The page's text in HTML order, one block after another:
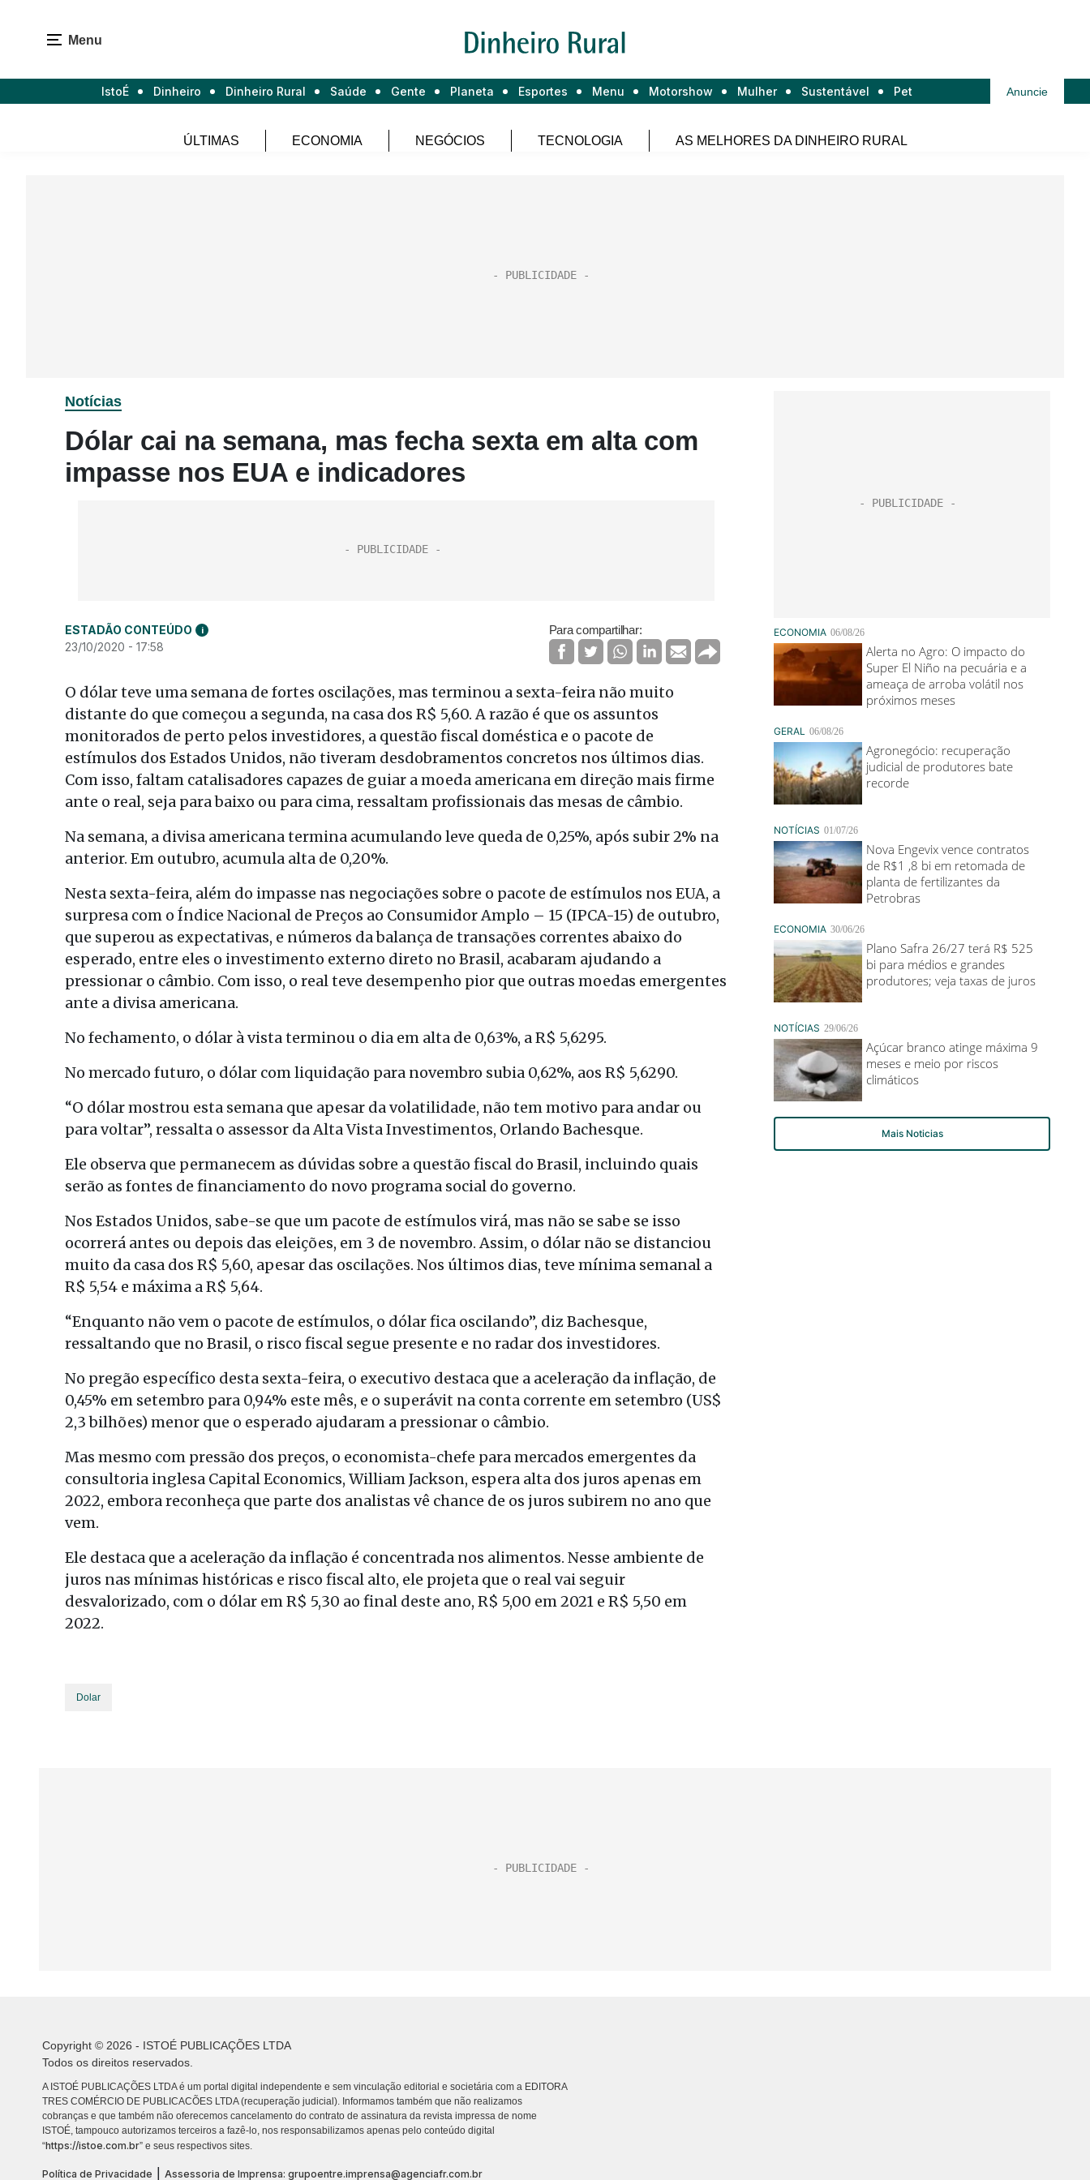
Menu
IstoÉ Dinheiro Dinheiro Rural Saúde Gente Planeta Esportes Menu Motorshow Mulher Sustentável Pet Anuncie
ÚLTIMAS ECONOMIA NEGÓCIOS TECNOLOGIA AS MELHORES DA DINHEIRO RURAL
Notícias
Dólar cai na semana, mas fecha sexta em alta com
impasse nos EUA e indicadores
ESTADÃO CONTEÚDO i
23/10/2020 - 17:58
Para compartilhar:
O dólar teve uma semana de fortes oscilações, mas terminou a sexta-feira não muito
distante do que começou a segunda, na casa dos R$ 5,60. A razão é que os assuntos
monitorados de perto pelos investidores, a questão fiscal doméstica e o pacote de
estímulos dos Estados Unidos, não tiveram desdobramentos concretos nos últimos dias.
Com isso, faltam catalisadores capazes de guiar a moeda americana em direção mais firme
ante o real, seja para baixo ou para cima, ressaltam profissionais das mesas de câmbio.
Na semana, a divisa americana termina acumulando leve queda de 0,25%, após subir 2% na
anterior. Em outubro, acumula alta de 0,20%.
Nesta sexta-feira, além do impasse nas negociações sobre o pacote de estímulos nos EUA, a
surpresa com o Índice Nacional de Preços ao Consumidor Amplo – 15 (IPCA-15) de outubro,
que superou as expectativas, e números da balança de transações correntes abaixo do
esperado, entre eles o investimento externo direto no Brasil, acabaram ajudando a
pressionar o câmbio. Com isso, o real teve desempenho pior que outras moedas emergentes
ante a divisa americana.
No fechamento, o dólar à vista terminou o dia em alta de 0,63%, a R$ 5,6295.
No mercado futuro, o dólar com liquidação para novembro subia 0,62%, aos R$ 5,6290.
“O dólar mostrou esta semana que apesar da volatilidade, não tem motivo para andar ou
para voltar”, ressalta o assessor da Alta Vista Investimentos, Orlando Bachesque.
Ele observa que permanecem as dúvidas sobre a questão fiscal do Brasil, incluindo quais
serão as fontes de financiamento do novo programa social do governo.
Nos Estados Unidos, sabe-se que um pacote de estímulos virá, mas não se sabe se isso
ocorrerá antes ou depois das eleições, em 3 de novembro. Assim, o dólar não se distanciou
muito da casa dos R$ 5,60, apesar das oscilações. Nos últimos dias, teve mínima semanal a
R$ 5,54 e máxima a R$ 5,64.
“Enquanto não vem o pacote de estímulos, o dólar fica oscilando”, diz Bachesque,
ressaltando que no Brasil, o risco fiscal segue presente e no radar dos investidores.
No pregão específico desta sexta-feira, o executivo destaca que a aceleração da inflação, de
0,45% em setembro para 0,94% este mês, e o superávit na conta corrente em setembro (US$
2,3 bilhões) menor que o esperado ajudaram a pressionar o câmbio.
Mas mesmo com pressão dos preços, o economista-chefe para mercados emergentes da
consultoria inglesa Capital Economics, William Jackson, espera alta dos juros apenas em
2022, embora reconheça que parte dos analistas vê chance de os juros subirem no ano que
vem.
Ele destaca que a aceleração da inflação é concentrada nos alimentos. Nesse ambiente de
juros nas mínimas históricas e risco fiscal alto, ele projeta que o real vai seguir
desvalorizado, com o dólar em R$ 5,30 ao final deste ano, R$ 5,00 em 2021 e R$ 5,50 em
2022.
Dolar
Copyright © 2026 - ISTOÉ PUBLICAÇÕES LTDA
Todos os direitos reservados.
A ISTOÉ PUBLICAÇÕES LTDA é um portal digital independente e sem vinculação editorial e societária com a EDITORA
TRES COMÉRCIO DE PUBLICACÕES LTDA (recuperação judicial). Informamos também que não realizamos
cobranças e que também não oferecemos cancelamento do contrato de assinatura da revista impressa de nome
ISTOÉ, tampouco autorizamos terceiros a fazê-lo, nos responsabilizamos apenas pelo conteúdo digital
“https://istoe.com.br” e seus respectivos sites.
Política de Privacidade Assessoria de Imprensa: grupoentre.imprensa@agenciafr.com.br